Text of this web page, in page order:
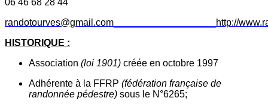
randotourves@gmail.com___________________
http://
HISTORIQUE :
Association (loi 1901) créée en octobre 1997
Adhérente à la FFRP (fédération française de
randonnée pédestre) sous le N°6265;